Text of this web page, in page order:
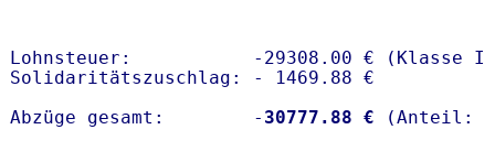
Lohnsteuer:           -29308.00 € (Klasse I)
Solidaritätszuschlag: - 1469.88 €
Abzüge gesamt:        - 30777.88 €